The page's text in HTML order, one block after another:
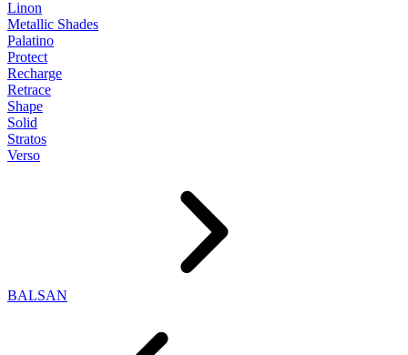
Linon
Metallic Shades
Palatino
Protect
Recharge
Retrace
Shape
Solid
Stratos
Verso
BALSAN